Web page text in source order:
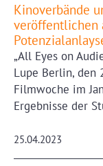
Kinoverbände
veröffentlichen
„All Eyes on
Lupe Berlin, den
Filmwoche im
Ergebnisse der
25.04.2023